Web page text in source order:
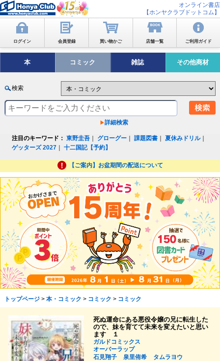
オンライン書店
【ホンヤクラブドットコム】
ログイン 会員登録 買い物かご 店舗一覧 ご利用ガイド
本 コミック 雑誌 その他商材
検索
詳細検索
注目のキーワード： 東野圭吾 グローグー ｜課題図書 ｜夏休みドリル｜
ゲッターズ 2027 ｜十二国記【予約】
【ご案内】お盆期間の配送について
トップページ> 本・コミック > コミック > コミック
死ぬ運命にある悪役令嬢の兄に転生した
ので、妹を育てて未来を変えたいと思い
ます １
ガルドコミックス
オーバーラップ
石見翔子
泉里侑希
タムラヨウ